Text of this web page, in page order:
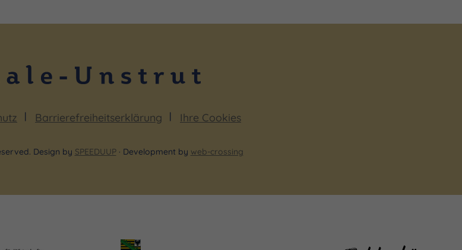
Barrierefreiheitserklärung Ihre Cookies
Design by SPEEDUUP· Development by web-crossing